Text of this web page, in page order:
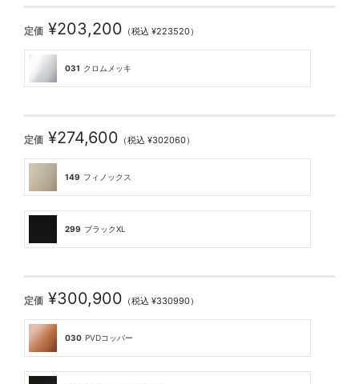
定価 ¥203,200 （税込 ¥223520）
031 クロムメッキ
定価 ¥274,600 （税込 ¥302060）
149 フィノックス
299 ブラックXL
定価 ¥300,900 （税込 ¥330990）
030 PVDコッパー